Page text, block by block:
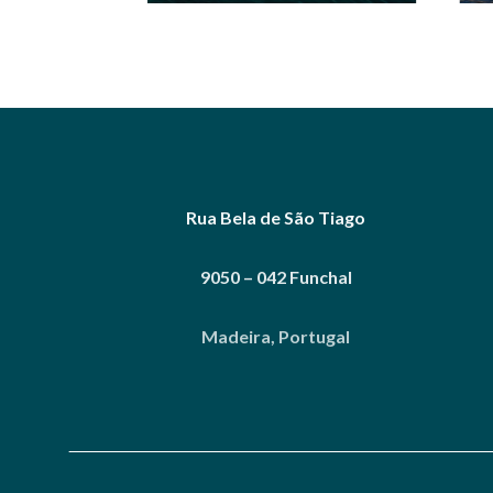
Rua Bela de São Tiago
9050 – 042 Funchal
Madeira, Portugal